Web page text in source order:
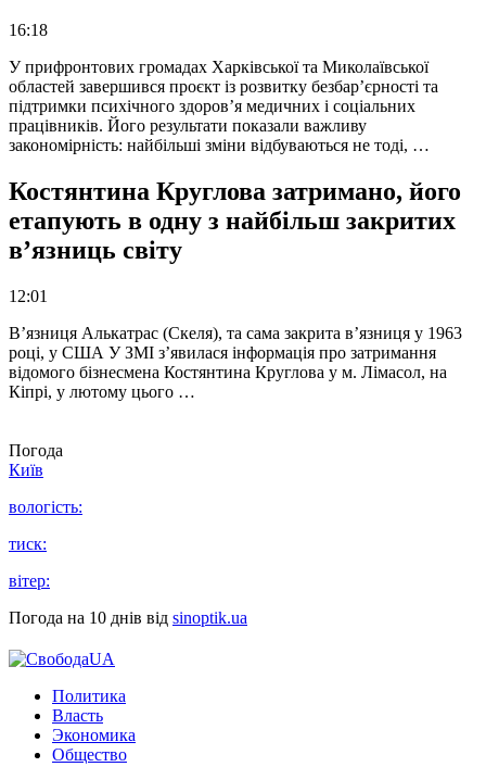
16:18
У прифронтових громадах Харківської та Миколаївської
областей завершився проєкт із розвитку безбар’єрності та
підтримки психічного здоров’я медичних і соціальних
працівників. Його результати показали важливу
закономірність: найбільші зміни відбуваються не тоді, …
Костянтина Круглова затримано, його
етапують в одну з найбільш закритих
в’язниць світу
12:01
В’язниця Алькатрас (Скеля), та сама закрита в’язниця у 1963
році, у США У ЗМІ з’явилася інформація про затримання
відомого бізнесмена Костянтина Круглова у м. Лімасол, на
Кіпрі, у лютому цього …
Погода
Київ
вологість:
тиск:
вітер:
Погода на 10 днів від sinoptik.ua
Политика
Власть
Экономика
Общество